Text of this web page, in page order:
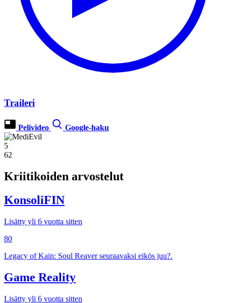
Traileri
Pelivideo Google-haku
5
62
Kriitikoiden arvostelut
KonsoliFIN
Lisätty yli 6 vuotta sitten
80
Legacy of Kain: Soul Reaver seuraavaksi eikös juu?.
Game Reality
Lisätty yli 6 vuotta sitten